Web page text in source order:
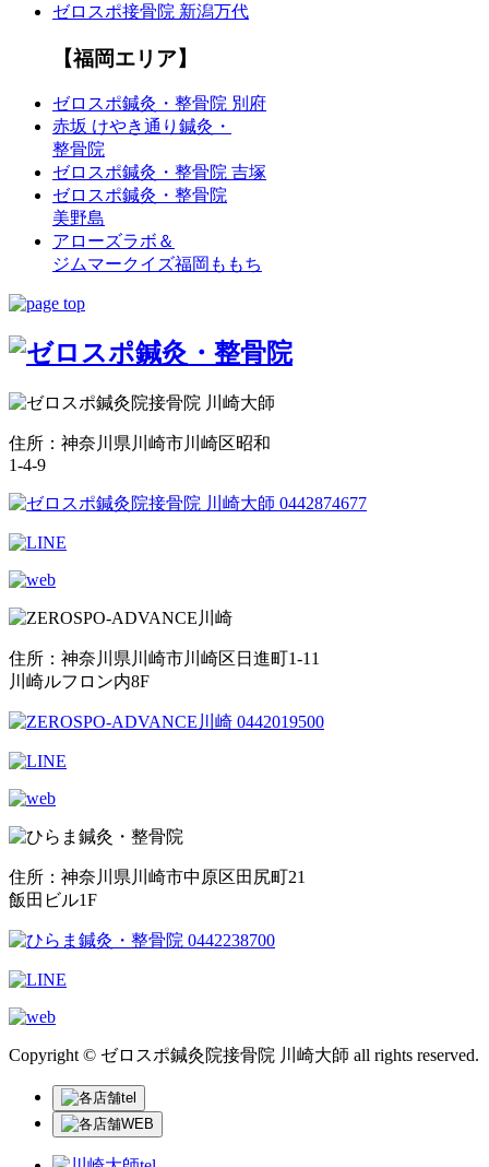
ゼロスポ接骨院 新潟万代
【福岡エリア】
ゼロスポ鍼灸・整骨院 別府
赤坂 けやき通り鍼灸・
整骨院
ゼロスポ鍼灸・整骨院 吉塚
ゼロスポ鍼灸・整骨院
美野島
アローズラボ＆
ジムマークイズ福岡ももち
住所：神奈川県川崎市川崎区昭和
1-4-9
住所：神奈川県川崎市川崎区日進町1-11
川崎ルフロン内8F
住所：神奈川県川崎市中原区田尻町21
飯田ビル1F
Copyright © ゼロスポ鍼灸院接骨院 川崎大師 all rights reserved.